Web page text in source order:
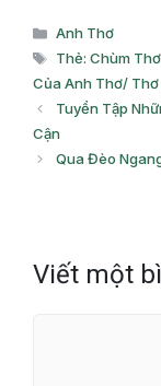
Danh
mục
Anh Thơ
Thẻ
Thẻ: Chùm
Của Anh Thơ/ Thơ
Tuyển Tập
Cận
Qua Đèo
Viết một